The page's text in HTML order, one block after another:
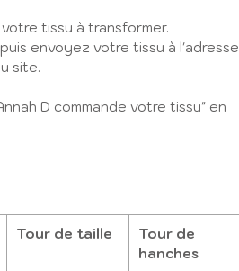
tissu à transformer.
envoyez votre tissu à l'adresse
site.
D commande votre tissu" en
Tour de taille
Tour de
hanches